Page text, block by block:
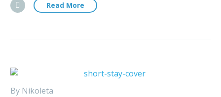
Read More
By Nikoleta